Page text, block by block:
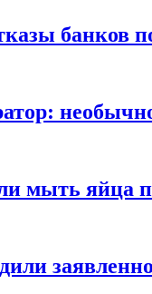
банков
мыть яйца